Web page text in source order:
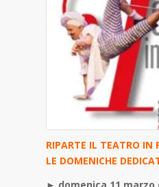
RIPARTE IL TEATRO IN
LE DOMENICHE
► domenica 11 marzo